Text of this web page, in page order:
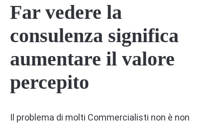
Far vedere la
consulenza significa
aumentare il valore
percepito
Il problema di molti Commercialisti non è non